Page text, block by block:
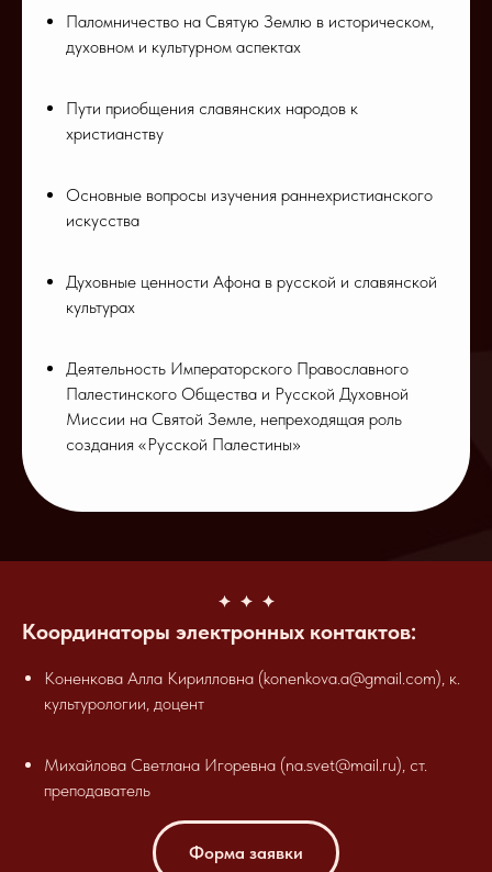
Паломничество на Святую Землю в историческом,
духовном и культурном аспектах
Пути приобщения славянских народов к
христианству
Основные вопросы изучения раннехристианского
искусства
Духовные ценности Афона в русской и славянской
культурах
Деятельность Императорского Православного
Палестинского Общества и Русской Духовной
Миссии на Святой Земле, непреходящая роль
создания «Русской Палестины»
Координаторы электронных контактов:
Коненкова Алла Кирилловна (konenkova.a@gmail.com), к.
культурологии, доцент
Михайлова Светлана Игоревна (na.svet@mail.ru), ст.
преподаватель
Форма заявки